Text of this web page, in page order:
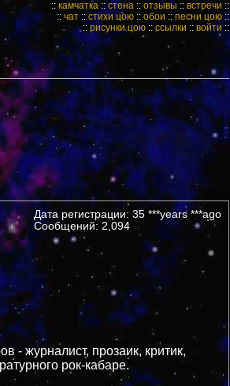
:: камчатка ::стена :: отзывы :: встречи ::
:: чат :: стихи цою :: обои :: песни цою::
::рисунки цою :: ссылки :: войти ::
Дата регистрации: 35 ***years ***ago
Сообщений: 2,094
- журналист, прозаик, критик,
рок-кабаре.